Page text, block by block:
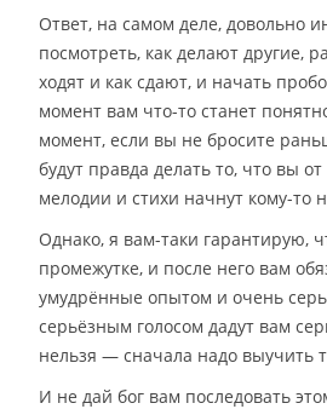
Ответ, на самом деле, довольно
посмотреть, как делают другие,
ходят и как сдают, и начать
момент вам что-то станет
момент, если вы не бросите
будут правда делать то, что вы
мелодии и стихи начнут кому-то
Однако, я вам-таки гарантирую,
промежутке, и после него вам
умудрённые опытом и очень
серьёзным голосом дадут вам
нельзя — сначала надо выучить
И не дай бог вам последовать